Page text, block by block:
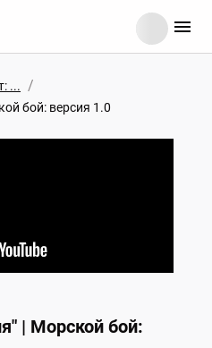
... /
бой: версия 1.0
| Морской бой: